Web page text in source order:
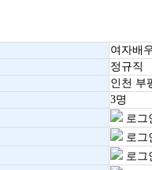
여자배
정규직
인천 부
3명
로그
로그
로그